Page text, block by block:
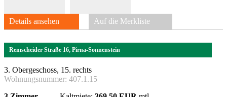
Details ansehen Auf die Merkliste
Remscheider Straße 16, Pirna-Sonnenstein
3. Obergeschoss, 15. rechts
Wohnungsnummer: 407.1.15